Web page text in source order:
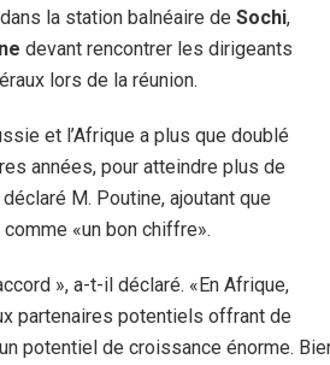
la station balnéaire de Sochi,
devant rencontrer les dirigeants
lors de la réunion.
et l’Afrique a plus que doublé
années, pour atteindre plus de
M. Poutine, ajoutant que
«un bon chiffre».
», a-t-il déclaré. «En Afrique,
partenaires potentiels offrant de
potentiel de croissance énorme.